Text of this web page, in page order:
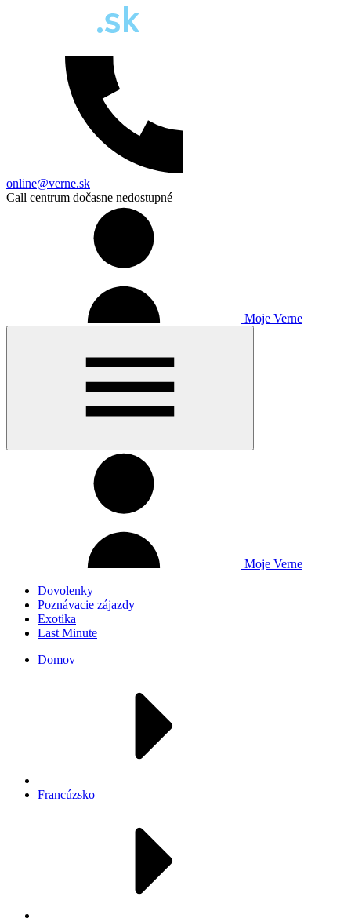
online@verne.sk
Call centrum dočasne nedostupné
Moje Verne
Moje Verne
Dovolenky
Poznávacie zájazdy
Exotika
Last Minute
Domov
Francúzsko